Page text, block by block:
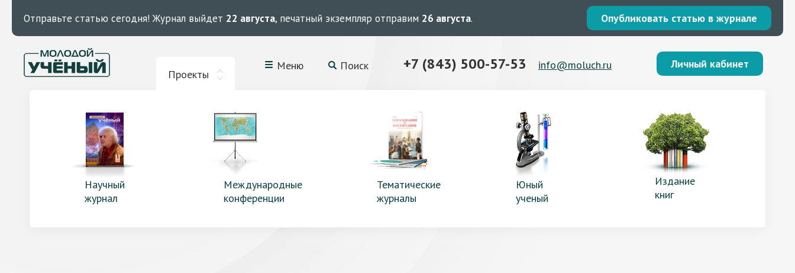
Отправьте статью сегодня! Журнал выйдет 22 августа, печатный экземпляр отправим 26 августа. Опубликовать статью в журнале
Проекты
Меню Поиск +7 (843) 500-57-53 info@moluch.ru Личный кабинет
Научный
журнал
Международные
конференции
Тематические
журналы
Юный
ученый
Издание
книг